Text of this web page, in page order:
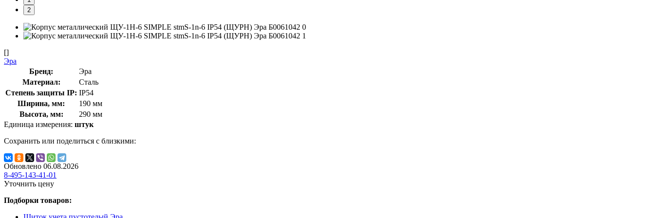
2
[]
Эра
Бренд:
Эра
Материал:
Сталь
Степень защиты IP: IP54
Ширина, мм:
190 мм
Высота, мм:
290 мм
Единица измерения: штук
Сохранить или поделиться с близкими:
Обновлено 06.08.2026
8-495-143-41-01
Уточнить цену
Подборки товаров: